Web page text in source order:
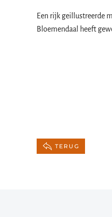
Een rijk geillustreerde
Bloemendaal heeft
TERUG